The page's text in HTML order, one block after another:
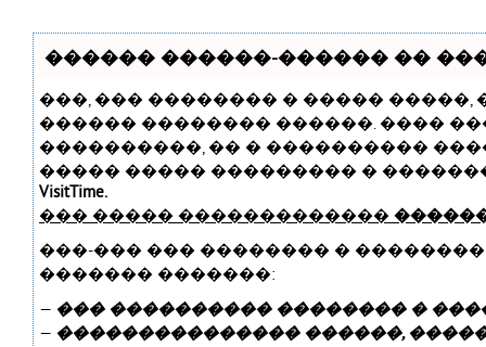
������ ������-������ ��
���, ��� �������� � ����� �����,
������ �������� ������. ����
����������, �� � ����������
����� ����� ��������� �
VisitTime.
��� ����� �������������
���-��� ��� �������� �
������� �������:
— ��� ���������� �������� �
— ��������������� ������,